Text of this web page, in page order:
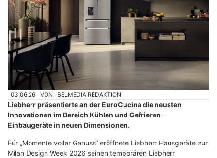
03.06.26 VON BELMEDIA REDAKTION
Liebherr präsentierte an der EuroCucina die neusten
Innovationen im Bereich Kühlen und Gefrieren –
Einbaugeräte in neuen Dimensionen.
Für „Momente voller Genuss“ eröffnete Liebherr Hausgeräte zur
Milan Design Week 2026 seinen temporären Liebherr